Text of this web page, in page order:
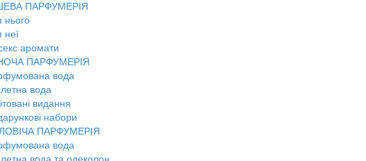
ПАРФУМЕРІЯ
нього
неї
аромати
ПАРФУМЕРІЯ
вода
вода
видання
набори
ПАРФУМЕРІЯ
вода